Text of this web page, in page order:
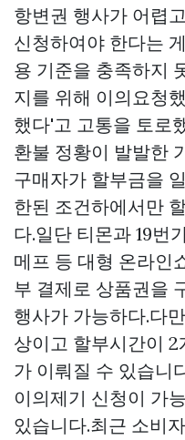
항변권 행사가 어렵
신청하여야 한다는
용 기준을 충족하지
지를 위해 이의요청
했다'고 고통을 토로
환불 정황이 발발한
구매자가 할부금을
한된 조건하에서만
다.일단 티몬과 19번
메프 등 대형 온라인
부 결제로 상품권을
행사가 가능하다.다
상이고 할부시간이
가 이뤄질 수 있습니
이의제기 신청이 가
있습니다.최근 소비